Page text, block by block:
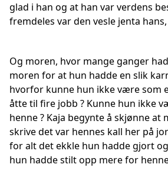
glad i han og at han var verdens
fremdeles var den vesle jenta
Og moren, hvor mange ganger
moren for at hun hadde en slik
hvorfor kunne hun ikke være som
åtte til fire jobb ? Kunne hun ikke
henne ? Kaja begynte å skjønne at
skrive det var hennes kall her på
for alt det ekkle hun hadde gjort
hun hadde stilt opp mere for